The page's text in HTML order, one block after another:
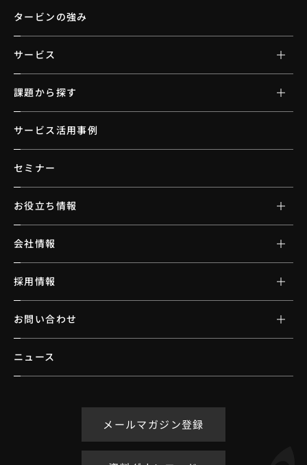
タービンの強み
サービス
課題から探す
サービス活用事例
セミナー
お役立ち情報
会社情報
採用情報
お問い合わせ
ニュース
メールマガジン登録